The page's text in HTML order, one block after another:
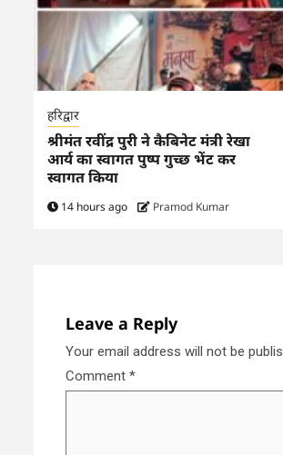
हरिद्वार
श्रीमंत रवींद्र पुरी ने कैबिनेट मंत्री रेखा
आर्य का स्वागत पुष्प गुच्छ भेंट कर
स्वागत किया
14 hours ago Pramod Kumar
Leave a Reply
Your email address will not be
Comment *